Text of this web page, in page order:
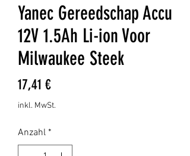
Yanec Gereedschap Accu
12V 1.5Ah Li-ion Voor
Milwaukee Steek
17,41 €Preis
inkl. MwSt.
Anzahl *